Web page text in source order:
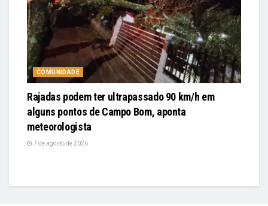
COMUNIDADE
Rajadas podem ter ultrapassado 90 km/h em
alguns pontos de Campo Bom, aponta
meteorologista
7 de agosto de 2026